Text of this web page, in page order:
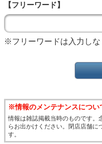
【フリーワード】
※フリーワードは入力しな
※情報のメンテナンスについ
情報は雑誌掲載当時のものです。
らお出かけください。閉店店舗に
す。